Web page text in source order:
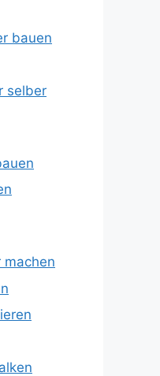
bauen
selber
machen